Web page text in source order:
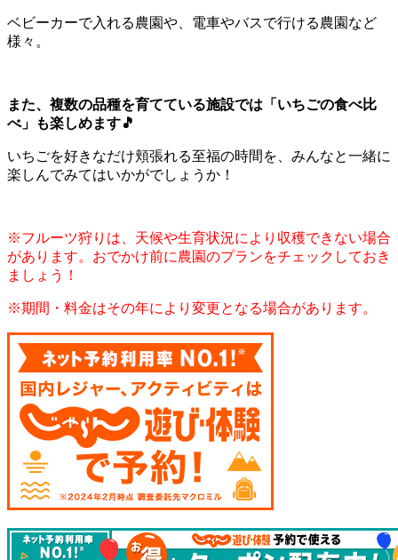
ベビーカーで入れる農園や、電車やバスで行ける農園など
様々。
また、複数の品種を育てている施設では「いちごの食べ比
べ」も楽しめます🎵
いちごを好きなだけ頬張れる至福の時間を、みんなと一緒に
楽しんでみてはいかがでしょうか！
※フルーツ狩りは、天候や生育状況により収穫できない場合
があります。おでかけ前に農園のプランをチェックしておき
ましょう！
※期間・料金はその年により変更となる場合があります。